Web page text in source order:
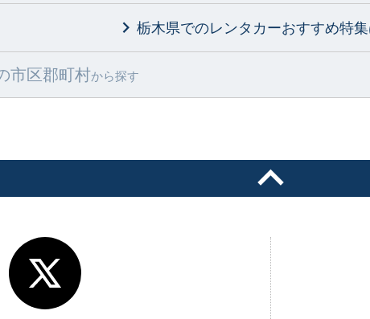
栃木県でのレンタカーおすすめ特集
市区郡町村から探す